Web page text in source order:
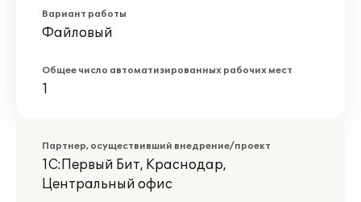
Вариант работы
Файловый
Общее число автоматизированных рабочих мест
1
Партнер, осуществивший внедрение/проект
1С:Первый Бит, Краснодар,
Центральный офис